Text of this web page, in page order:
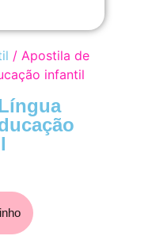
/ Apostila de
infantil